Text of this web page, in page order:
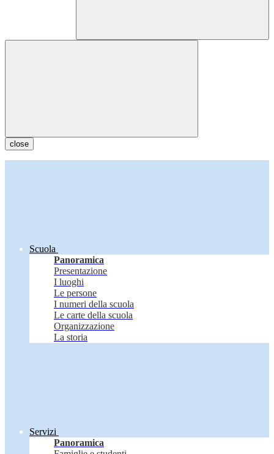
close
Scuola
Panoramica
Presentazione
I luoghi
Le persone
I numeri della scuola
Le carte della scuola
Organizzazione
La storia
Servizi
Panoramica